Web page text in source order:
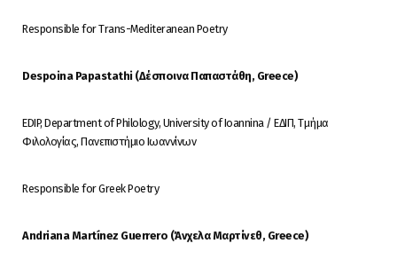
Responsible for Trans-Mediteranean Poetry
Despoina Papastathi (Δέσποινα Παπαστάθη, Greece)
EDIP, Department of Philology, University of Ioannina / ΕΔΙΠ, Τμήμα
Φιλολογίας, Πανεπιστήμιο Ιωαννίνων
Responsible for Greek Poetry
Andriana Martínez Guerrero (Άνχελα Μαρτίνεθ, Greece)